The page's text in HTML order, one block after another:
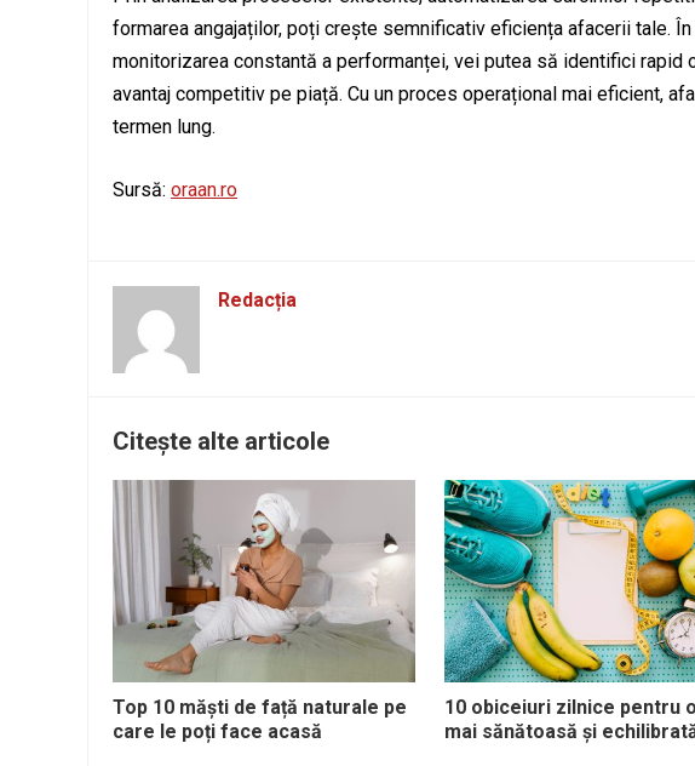
formarea angajaților, poți crește semnificativ eficiența afacerii tale.
monitorizarea constantă a performanței, vei putea să identifici
avantaj competitiv pe piață. Cu un proces operațional mai eficient,
termen lung.
Sursă: oraan.ro
Redacția
Citește alte articole
Top 10 măști de față naturale pe
care le poți face acasă
10 obiceiuri zilnice pentru
mai sănătoasă și